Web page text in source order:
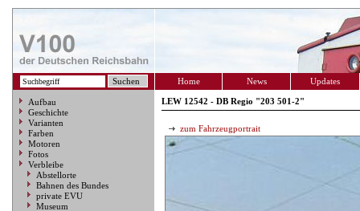
Home News Updates
Aufbau
Geschichte
Varianten
Farben
Motoren
Fotos
Verbleibe
Abstellorte
Bahnen des Bundes
private EVU
Museum
LEW 12542 - DB Regio "203 501-2"
zum Fahrzeugportrait